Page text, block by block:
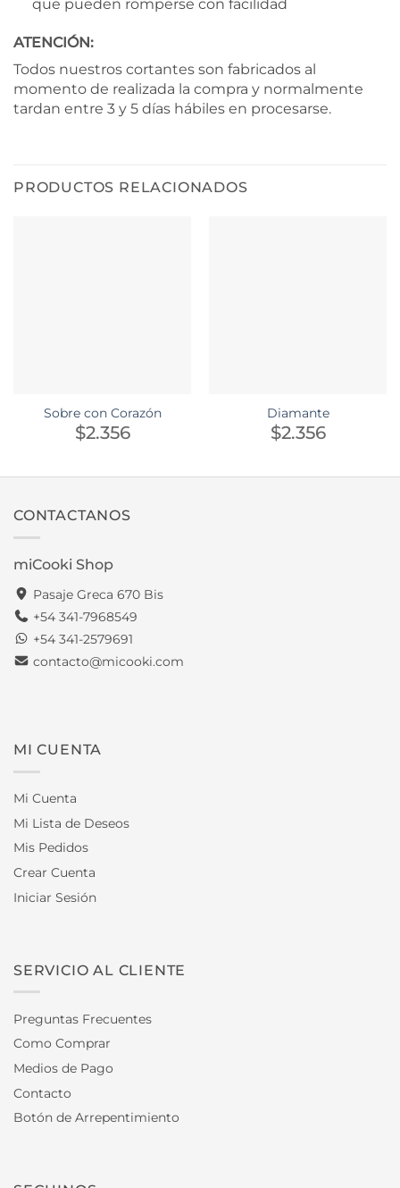
que pueden romperse con facilidad
ATENCIÓN:
Todos nuestros cortantes son fabricados al
momento de realizada la compra y normalmente
tardan entre 3 y 5 días hábiles en procesarse.
PRODUCTOS RELACIONADOS
Sobre con Corazón
$2.356
Diamante
$2.356
CONTACTANOS
miCooki Shop
Pasaje Greca 670 Bis
+54 341-7968549
+54 341-2579691
contacto@micooki.com
MI CUENTA
Mi Cuenta
Mi Lista de Deseos
Mis Pedidos
Crear Cuenta
Iniciar Sesión
SERVICIO AL CLIENTE
Preguntas Frecuentes
Como Comprar
Medios de Pago
Contacto
Botón de Arrepentimiento